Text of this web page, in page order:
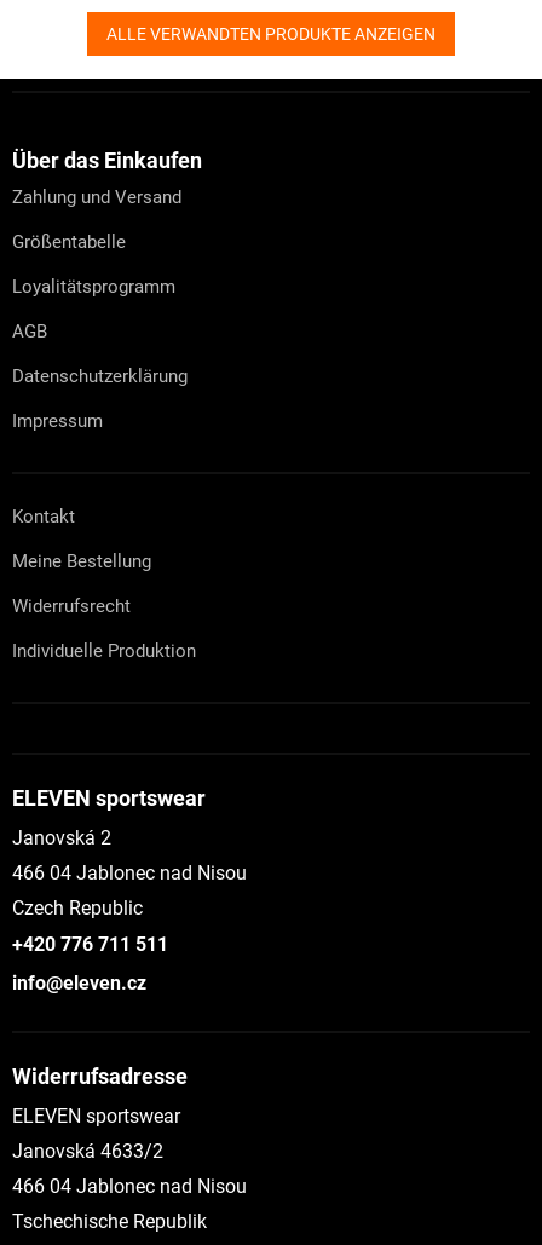
ALLE VERWANDTEN PRODUKTE ANZEIGEN
Über das Einkaufen
Zahlung und Versand
Größentabelle
Loyalitätsprogramm
AGB
Datenschutzerklärung
Impressum
Kontakt
Meine Bestellung
Widerrufsrecht
Individuelle Produktion
ELEVEN sportswear
Janovská 2
466 04 Jablonec nad Nisou
Czech Republic
+420 776 711 511
info@eleven.cz
Widerrufsadresse
ELEVEN sportswear
Janovská 4633/2
466 04 Jablonec nad Nisou
Tschechische Republik